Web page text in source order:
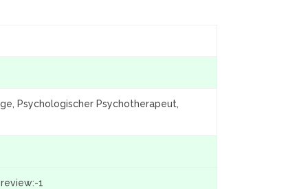
Psychologischer Psychotherapeut,
1